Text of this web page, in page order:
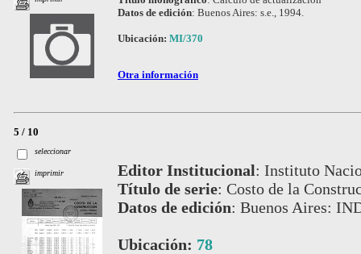
Datos de edición: Buenos Aires: s.e., 1994.
Ubicación: MI/370
Otra información
5 / 10
seleccionar
imprimir Editor Institucional: Instituto
Título de serie: Costo de la
Datos de edición: Buenos Aires:
Ubicación: 78